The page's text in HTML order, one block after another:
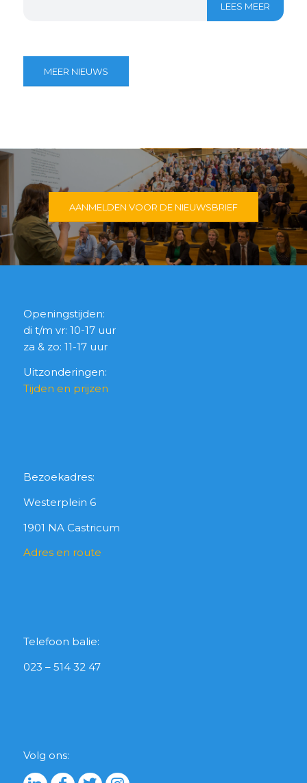
LEES MEER
MEER NIEUWS
AANMELDEN VOOR DE NIEUWSBRIEF
Openingstijden:
di t/m vr: 10-17 uur
za & zo: 11-17 uur
Uitzonderingen:
Tijden en prijzen
Bezoekadres:
Westerplein 6
1901 NA Castricum
Adres en route
Telefoon balie:
023 – 514 32 47
Volg ons: